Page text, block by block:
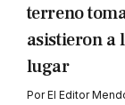
terreno
asistieron a
lugar
PorEl Editor